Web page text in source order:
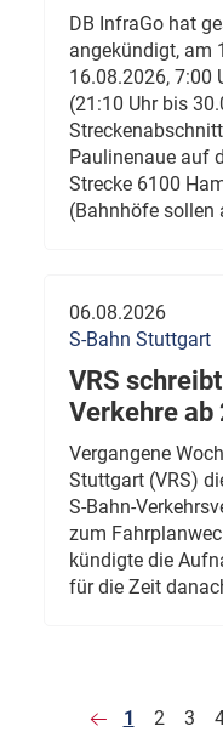
DB InfraGo hat
angekündigt, am
16.08.2026, 7:00
(21:10 Uhr bis
Paulinenaue auf
Strecke 6100
(Bahnhöfe sollen
06.08.2026
S-Bahn Stuttgart
VRS
Verkehre ab
Vergangene
Stuttgart (VRS)
S-Bahn-
zum
kündigte die
für die Zeit
1 2 3